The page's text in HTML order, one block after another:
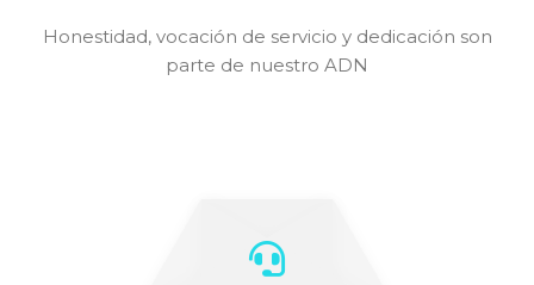
Honestidad, vocación de servicio y dedicación son
parte de nuestro ADN